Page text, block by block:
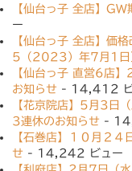
【仙台っ子 全店】
ー
【仙台っ子 全店】価
5（2023）年7月1日
【仙台っ子 直営6店
お知らせ - 14,412 ビ
【花京院店】5月3日
3連休のお知らせ -
【石巻店】１０月２
せ - 14,242 ビュー